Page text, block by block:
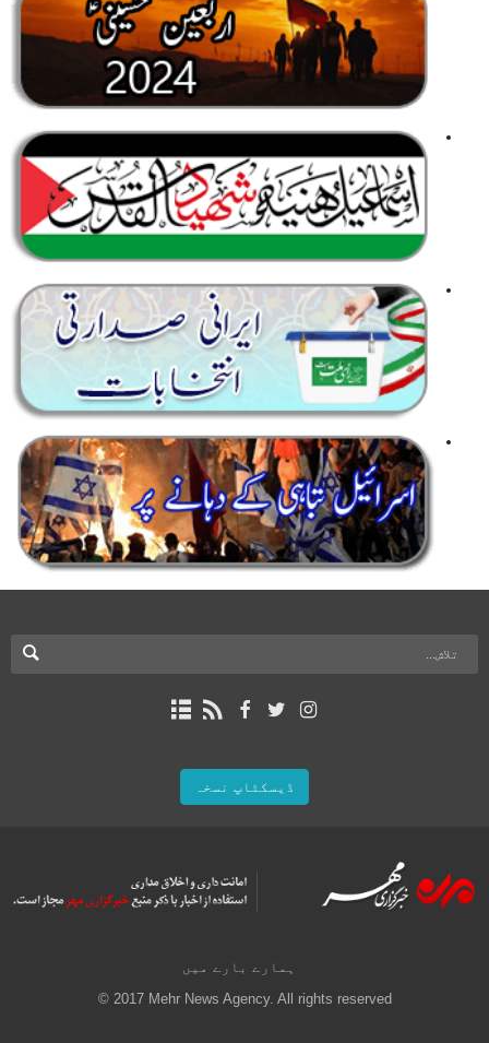
ڈیسکٹاپ نسخہ
ہمارے بارے میں
© 2017 Mehr News Agency. All rights reserved